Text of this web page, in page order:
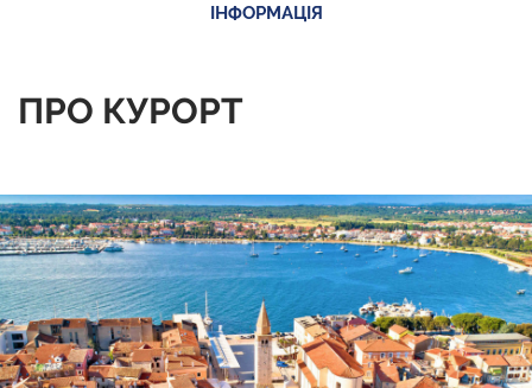
ІНФОРМАЦІЯ
ПРО КУРОРТ